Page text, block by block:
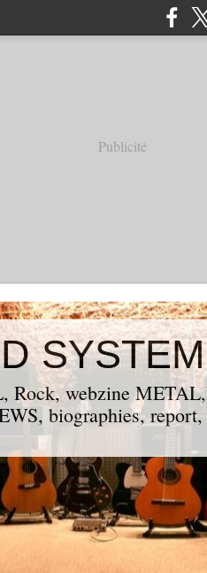
Publicité
SYSTEM
webzine
biographies,